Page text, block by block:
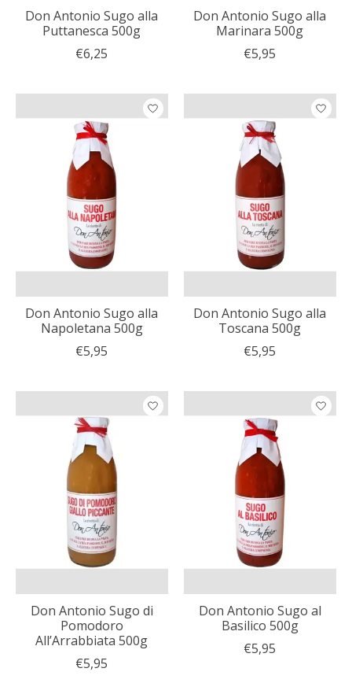
Don Antonio Sugo alla
Puttanesca 500g
€6,25
Don Antonio Sugo alla
Marinara 500g
€5,95
Don Antonio Sugo alla
Napoletana 500g
€5,95
Don Antonio Sugo alla
Toscana 500g
€5,95
Don Antonio Sugo di
Pomodoro
All’Arrabbiata 500g
€5,95
Don Antonio Sugo al
Basilico 500g
€5,95